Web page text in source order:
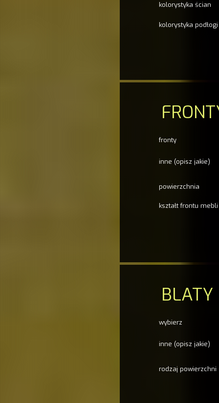
kolorystyka ścian
kolorystyka podłogi
fronty
inne (opisz jakie)
powierzchnia
kształt frontu mebli
BLATY
wybierz
inne (opisz jakie)
rodzaj powierzchni